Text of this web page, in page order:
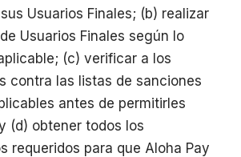
Usuarios Finales; (b) realizar
Usuarios Finales según lo
(c) verificar a los
contra las listas de sanciones
antes de permitirles
(d) obtener todos los
requeridos para que Aloha Pay